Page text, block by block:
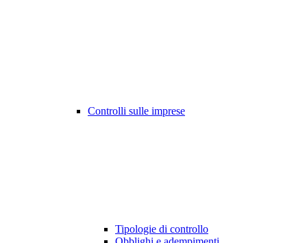
Controlli sulle imprese
Tipologie di controllo